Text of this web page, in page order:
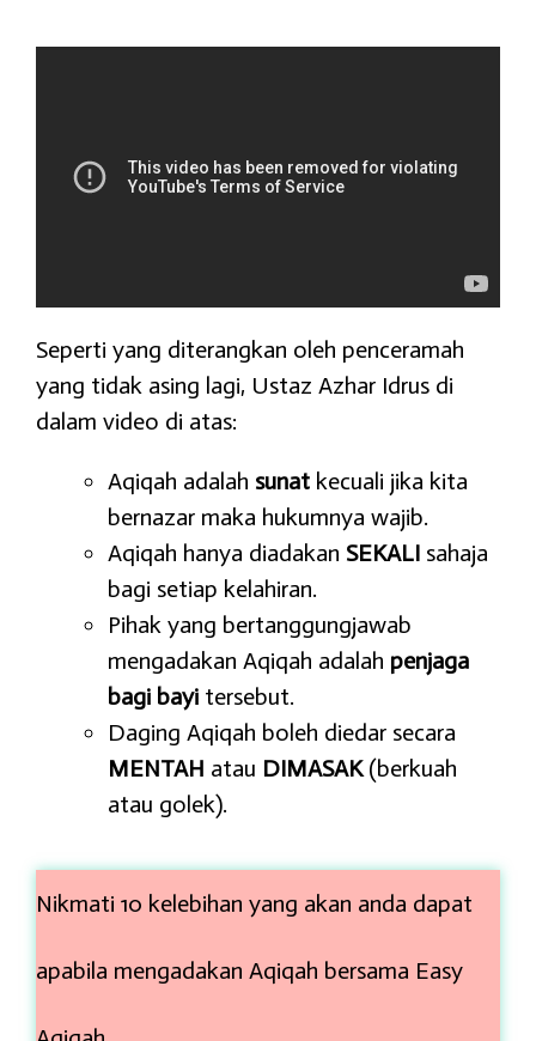
Seperti yang diterangkan oleh penceramah
yang tidak asing lagi, Ustaz Azhar Idrus di
dalam video di atas:
Aqiqah adalah sunat kecuali jika kita
bernazar maka hukumnya wajib.
Aqiqah hanya diadakan SEKALI sahaja
bagi setiap kelahiran.
Pihak yang bertanggungjawab
mengadakan Aqiqah adalah penjaga
bagi bayi tersebut.
Daging Aqiqah boleh diedar secara
MENTAH atau DIMASAK(berkuah
atau golek).
Nikmati 10 kelebihan yang akan anda dapat
apabila mengadakan Aqiqah bersama Easy